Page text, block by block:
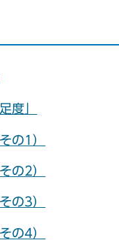
度」
の1）
の2）
の3）
の4）